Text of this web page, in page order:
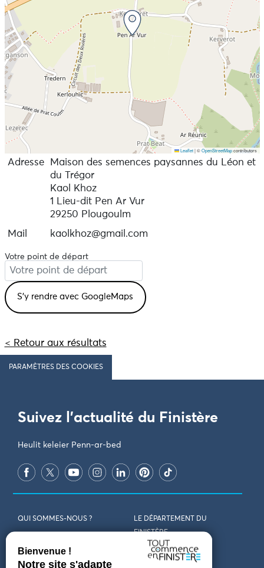
Leaflet |©OpenStreetMapcontributors
Adresse
Maison des semences paysannes du Léon et
du Trégor
Kaol Khoz
1 Lieu-dit Pen Ar Vur
29250 Plougoulm
Mail
kaolkhoz@gmail.com
Votre point de départ
< Retour aux résultats
PARAMÈTRES DES COOKIES
Suivez l'actualité du Finistère
Heulit keleier Penn-ar-bed
QUI SOMMES-NOUS ?
LE DÉPARTEMENT DU
FINISTÈRE
REJOIGNEZ-NOUS VENIR EN FINISTÈRE